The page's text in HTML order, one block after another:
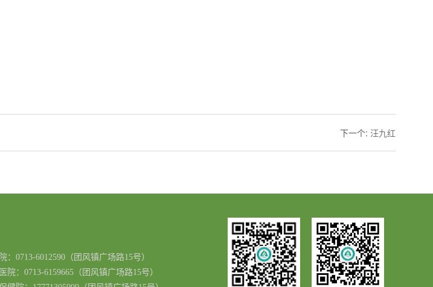
下一个: 汪九红
： 0713-6012590（团风镇广场路15号）
院： 0713-6159665（团风镇广场路15号）